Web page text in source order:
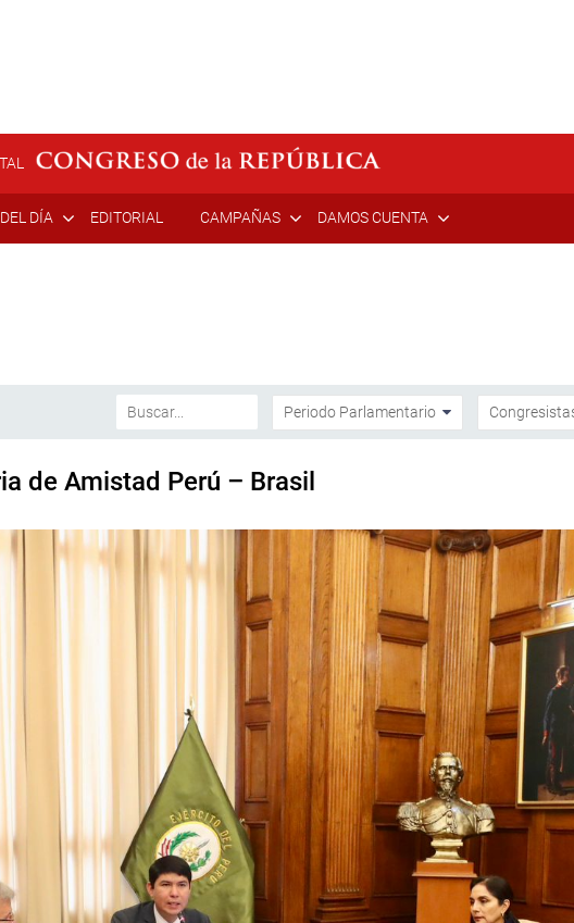
DÍA EDITORIAL CAMPAÑAS DAMOS CUENTA
de Amistad Perú – Brasil